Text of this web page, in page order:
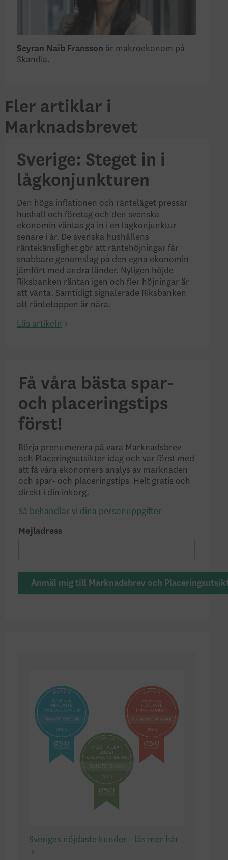
Seyran Naib Fransson är makroekonom på
Skandia.
Fler artiklar i
Marknadsbrevet
Sverige: Steget in i
lågkonjunkturen
Den höga inflationen och ränteläget pressar
hushåll och företagoch den svenska
ekonomin väntas gå in i en lågkonjunktur
senare i år. De svenska hushållens
räntekänslighet gör att räntehöjningar får
snabbare genomslag på den egna ekonomin
jämfört med andra länder. Nyligen höjde
Riksbanken räntan igen och fler höjningar är
att vänta. Samtidigt signalerade Riksbanken
att räntetoppen är nära.
Läs artikeln
Få våra bästa spar-
och placeringstips
först!
Börja prenumerera på våra Marknadsbrev
och Placeringsutsikter idag och var först med
att få våra ekonomers analys av marknaden
och spar- och placeringstips. Helt gratis och
direkt i din inkorg.
Så behandlar vi dina personuppgifter
Mejladress
Anmäl mig till Marknadsbrev och
Sveriges nöjdaste kunder - läs mer här